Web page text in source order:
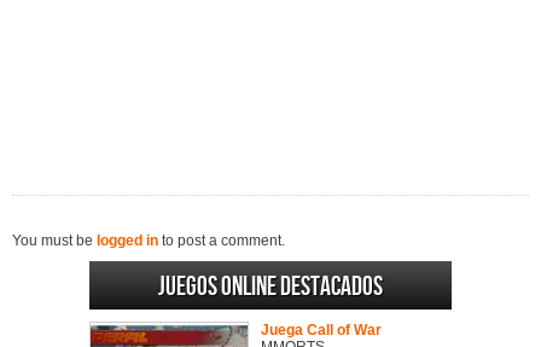
You must be logged in to post a comment.
Juegos online destacados
Juega Call of War